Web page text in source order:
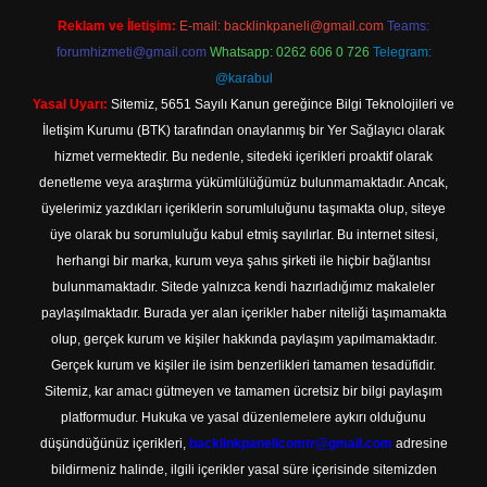
Reklam ve İletişim: E-mail: backlinkpaneli@gmail.com Teams:
forumhizmeti@gmail.com Whatsapp: 0262 606 0 726 Telegram:
@karabul
Yasal Uyarı: Sitemiz, 5651 Sayılı Kanun gereğince Bilgi Teknolojileri ve
İletişim Kurumu (BTK) tarafından onaylanmış bir Yer Sağlayıcı olarak
hizmet vermektedir. Bu nedenle, sitedeki içerikleri proaktif olarak
denetleme veya araştırma yükümlülüğümüz bulunmamaktadır. Ancak,
üyelerimiz yazdıkları içeriklerin sorumluluğunu taşımakta olup, siteye
üye olarak bu sorumluluğu kabul etmiş sayılırlar. Bu internet sitesi,
herhangi bir marka, kurum veya şahıs şirketi ile hiçbir bağlantısı
bulunmamaktadır. Sitede yalnızca kendi hazırladığımız makaleler
paylaşılmaktadır. Burada yer alan içerikler haber niteliği taşımamakta
olup, gerçek kurum ve kişiler hakkında paylaşım yapılmamaktadır.
Gerçek kurum ve kişiler ile isim benzerlikleri tamamen tesadüfidir.
Sitemiz, kar amacı gütmeyen ve tamamen ücretsiz bir bilgi paylaşım
platformudur. Hukuka ve yasal düzenlemelere aykırı olduğunu
düşündüğünüz içerikleri, backlinkpanelicomtr@gmail.com adresine
bildirmeniz halinde, ilgili içerikler yasal süre içerisinde sitemizden